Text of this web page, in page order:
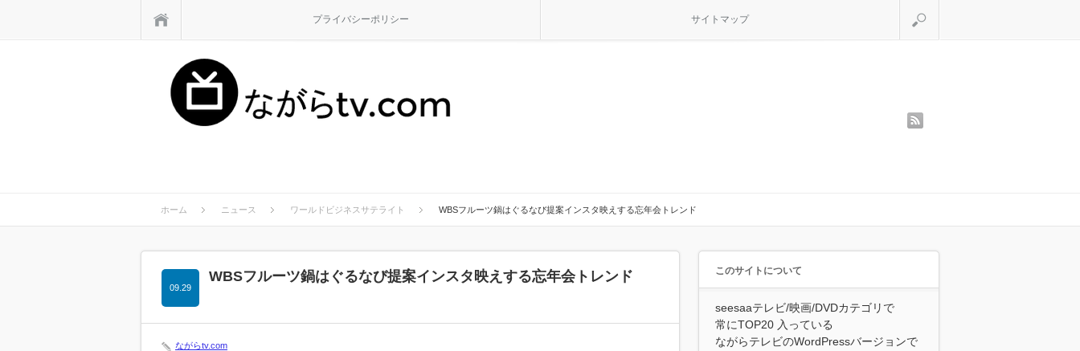
プライバシーポリシー サイトマップ
ホーム ニュース ワールドビジネスサテライト WBSフルーツ鍋はぐるなび提案インスタ映えする忘年会トレンド
WBSフルーツ鍋はぐるなび提案インスタ映えする忘年会トレンド
09.29
ながらtv.com
このサイトについて
seesaaテレビ/映画/DVDカテゴリで
常にTOP20 入っている
ながらテレビのWordPressバージョンで